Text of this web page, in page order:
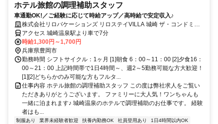
ホテル旅館の調理補助スタッフ
車通勤OK!／ご経験に応じて時給アップ／高時給で安定収入♪
株式会社リロバケーションズ リロステイVILLA 城崎 ザ・コンドミニ
アム
アクセス 城崎温泉駅より車で7分
時給1,300円～1,700円
兵庫県豊岡市
勤務時間 シフトサイクル：1ヶ月 [1]朝食 6：00～11：00 [2]夕食16：
00～21：00 上記時間帯で1日4時間～、週2～5勤務可能な方大歓迎！
[1][2]どちらかのみ可能な方もフルタ...
仕事内容 ホテル旅館の調理補助スタッフ この度は弊社求人をご覧い
ただきありがとうございます。 ファミリーに大人気！ワンちゃんも
一緒に泊まれます♪ 城崎温泉のホテルで調理補助のお仕事です。 経験
者はも...
制服あり 業界未経験者歓迎 扶養内勤務OK 社員登用あり
1日4時間以内OK